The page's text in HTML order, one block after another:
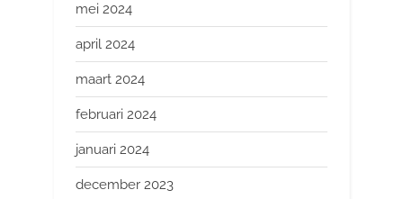
mei 2024
april 2024
maart 2024
februari 2024
januari 2024
december 2023